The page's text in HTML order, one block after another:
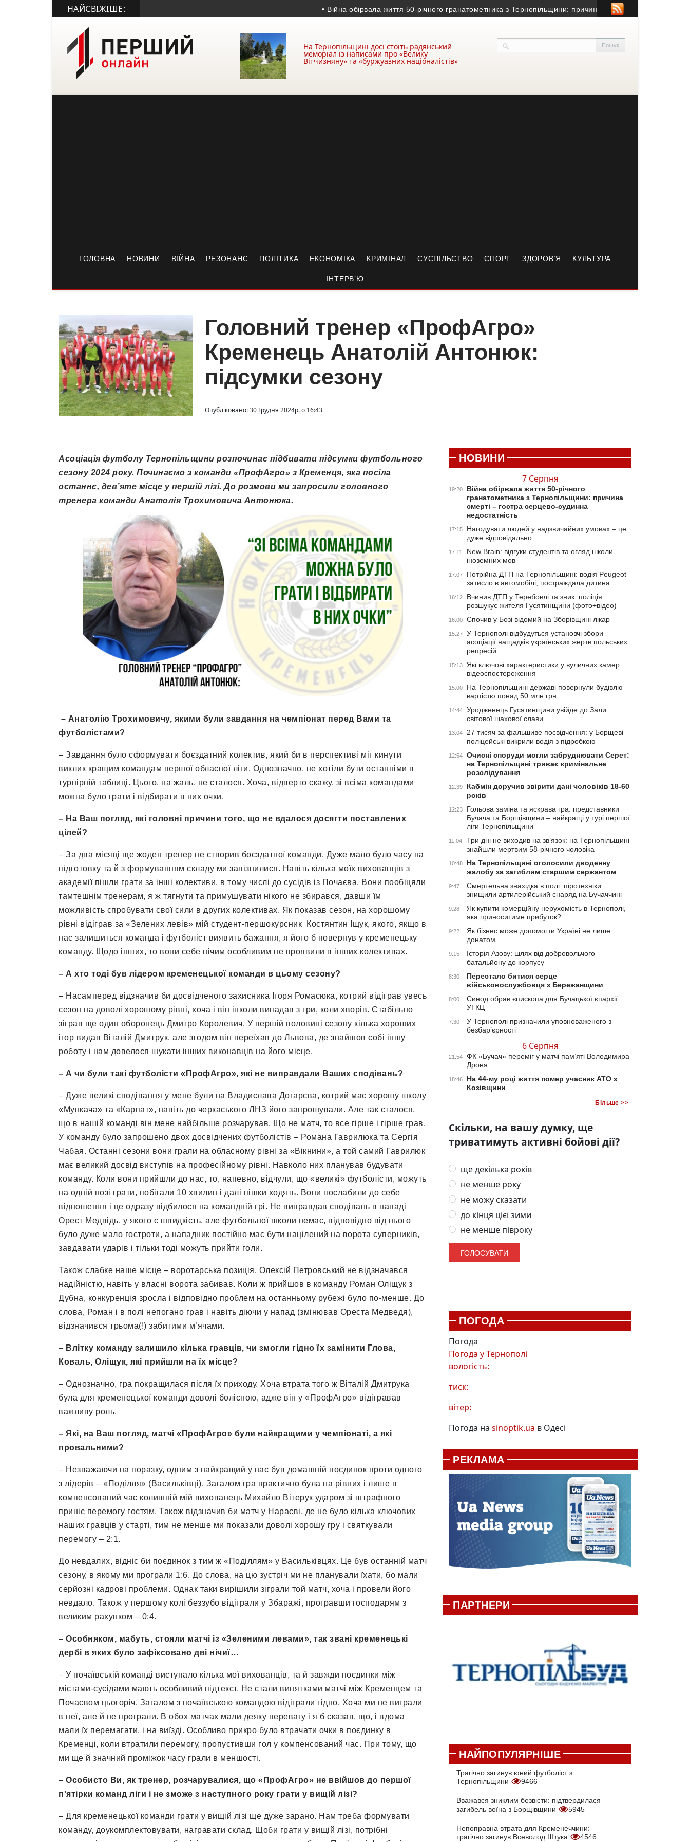
НАЙСВІЖІШЕ: • Війна обірвала життя 50-річного гранатометника з Тернопільщини: причина смерті – гостра серцево-
На Тернопільщині досі стоїть радянський
меморіал із написами про «Велику
Вітчизняну» та «буржуазних націоналістів»
ГОЛОВНА НОВИНИ ВІЙНА РЕЗОНАНС ПОЛІТИКА ЕКОНОМІКА КРИМІНАЛ СУСПІЛЬСТВО СПОРТ ЗДОРОВ’Я КУЛЬТУРА
ІНТЕРВ’Ю
Головний тренер «ПрофАгро»
Кременець Анатолій Антонюк:
підсумки сезону
Опубліковано: 30 Грудня 2024р. о 16:43
Асоціація футболу Тернопільщини розпочинає підбивати підсумки футбольного
сезону 2024 року. Починаємо з команди «ПрофАгро» з Кременця, яка посіла
останнє, дев’яте місце у першій лізі. До розмови ми запросили головного
тренера команди Анатолія Трохимовича Антонюка.
– Анатолію Трохимовичу, якими були завдання на чемпіонат перед Вами та
футболістами?
– Завдання було сформувати боєздатний колектив, який би в перспективі міг кинути
виклик кращим командам першої обласної ліги. Однозначно, не хотіли бути останніми в
турнірній таблиці. Цього, на жаль, не сталося. Хоча, відверто скажу, зі всіма командами
можна було грати і відбирати в них очки.
– На Ваш погляд, які головні причини того, що не вдалося досягти поставлених
цілей?
– За два місяці ще жоден тренер не створив боєздатної команди. Дуже мало було часу на
підготовку та й з формуванням складу ми запізнилися. Навіть кілька моїх вихованців з
академії пішли грати за інші колективи, в тому числі до сусідів із Почаєва. Вони пообіцяли
тамтешнім тренерам, я ж тягнути та примушувати нікого не збирався, давши їм
можливість спробувати свої сили в других колективах. Як показав сезон, на хорошому
рівні відіграв за «Зелених левів» мій студент-першокурсник Костянтин Іщук, якого, якщо в
нас залишиться команда і футболіст виявить бажання, я його б повернув у кременецьку
команду. Щодо інших, то вони себе нічим особливим не проявили в інших колективах.
– А хто тоді був лідером кременецької команди в цьому сезону?
– Насамперед відзначив би досвідченого захисника Ігоря Ромасюка, котрий відіграв увесь
сезон на доволі хорошому рівні, хоча і він інколи випадав з гри, коли хворів. Стабільно
зіграв ще один оборонець Дмитро Королевич. У першій половині сезону кілька хороших
ігор видав Віталій Дмитрук, але згодом він переїхав до Львова, де знайшов собі іншу
роботу і нам довелося шукати інших виконавців на його місце.
– А чи були такі футболісти «ПрофАгро», які не виправдали Ваших сподівань?
– Дуже великі сподівання у мене були на Владислава Догарєва, котрий має хорошу школу
«Мункача» та «Карпат», навіть до черкаського ЛНЗ його запрошували. Але так сталося,
що в нашій команді він мене найбільше розчарував. Що не матч, то все гірше і гірше грав.
У команду було запрошено двох досвідчених футболістів – Романа Гаврилюка та Сергія
Чабая. Останні сезони вони грали на обласному рівні за «Вікнини», а той самий Гаврилюк
має великий досвід виступів на професійному рівні. Навколо них планував будувати
команду. Коли вони прийшли до нас, то, напевно, відчули, що «великі» футболісти, можуть
на одній нозі грати, побігали 10 хвилин і далі пішки ходять. Вони послабили до себе
відношення і це одразу відбилося на командній грі. Не виправдав сподівань в нападі
Орест Медвідь, у якого є швидкість, але футбольної школи немає, відповідно від нього
було дуже мало гостроти, а нападник постійно має бути націлений на ворота суперників,
завдавати ударів і тільки тоді можуть прийти голи.
Також слабке наше місце – воротарська позиція. Олексій Петровський не відзначався
надійністю, навіть у власні ворота забивав. Коли ж прийшов в команду Роман Оліщук з
Дубна, конкуренція зросла і відповідно проблем на останньому рубежі було по-менше. До
слова, Роман і в полі непогано грав і навіть діючи у напад (змінював Ореста Медведя),
відзначився трьома(!) забитими м’ячами.
– Влітку команду залишило кілька гравців, чи змогли гідно їх замінити Глова,
Коваль, Оліщук, які прийшли на їх місце?
– Однозначно, гра покращилася після їх приходу. Хоча втрата того ж Віталій Дмитрука
була для кременецької команди доволі болісною, адже він у «ПрофАгро» відігравав
важливу роль.
– Які, на Ваш погляд, матчі «ПрофАгро» були найкращими у чемпіонаті, а які
провальними?
– Незважаючи на поразку, одним з найкращий у нас був домашній поєдинок проти одного
з лідерів – «Поділля» (Васильківці). Загалом гра практично була на рівних і лише в
компенсований час колишній мій вихованець Михайло Вітерук ударом зі штрафного
приніс перемогу гостям. Також відзначив би матч у Нараєві, де не було кілька ключових
наших гравців у старті, тим не менше ми показали доволі хорошу гру і святкували
перемогу – 2:1.
До невдалих, відніс би поєдинок з тим ж «Поділлям» у Васильківцях. Це був останній матч
сезону, в якому ми програли 1:6. До слова, на цю зустріч ми не планували їхати, бо мали
серйозні кадрові проблеми. Однак таки вирішили зіграли той матч, хоча і провели його
невдало. Також у першому колі беззубо відіграли у Збаражі, програвши господарям з
великим рахунком – 0:4.
– Особняком, мабуть, стояли матчі із «Зеленими левами», так звані кременецькі
дербі в яких було зафіксовано дві нічиї…
– У почаївській команді виступало кілька мої вихованців, та й завжди поєдинки між
містами-сусідами мають особливий підтекст. Не стали винятками матчі між Кременцем та
Почаєвом цьогоріч. Загалом з почаївською командою відіграли гідно. Хоча ми не виграли
в неї, але й не програли. В обох матчах мали деяку перевагу і я б сказав, що, і вдома
мали їх перемагати, і на виїзді. Особливо прикро було втрачати очки в поєдинку в
Кременці, коли втратили перемогу, пропустивши гол у компенсований час. При тому, що
ми ще й значний проміжок часу грали в меншості.
– Особисто Ви, як тренер, розчарувалися, що «ПрофАгро» не ввійшов до першої
п’ятірки команд ліги і не зможе з наступного року грати у вищій лізі?
– Для кременецької команди грати у вищій лізі ще дуже зарано. Нам треба формувати
команду, доукомплектовувати, награвати склад. Щоби грати у вищій лізі, потрібні
НОВИНИ
7 Серпня
19:20
Війна обірвала життя 50-річного
гранатометника з Тернопільщини: причина
смерті – гостра серцево-судинна
недостатність
17:15
Нагодувати людей у надзвичайних умовах – це
дуже відповідально
17:11
New Brain: відгуки студентів та огляд школи
іноземних мов
17:07
Потрійна ДТП на Тернопільщині: водія Peugeot
затисло в автомобілі, постраждала дитина
16:12
Вчинив ДТП у Теребовлі та зник: поліція
розшукує жителя Гусятинщини (фото+відео)
16:00 Спочив у Бозі відомий на Зборівщині лікар
15:27
У Тернополі відбудуться установчі збори
асоціації нащадків українських жертв польських
репресій
15:13
Які ключові характеристики у вуличних камер
відеоспостереження
15:00
На Тернопільщині державі повернули будівлю
вартістю понад 50 млн грн
14:44
Уродженець Гусятинщини увійде до Зали
світової шахової слави
13:04
27 тисяч за фальшиве посвідчення: у Борщеві
поліцейські викрили водія з підробкою
12:54
Очисні споруди могли забруднювати Серет:
на Тернопільщині триває кримінальне
розслідування
12:39
Кабмін доручив звірити дані чоловіків 18-60
років
12:23
Гольова заміна та яскрава гра: представники
Бучача та Борщівщини – найкращі у турі першої
ліги Тернопільщини
11:04
Три дні не виходив на зв’язок: на Тернопільщині
знайшли мертвим 58-річного чоловіка
10:48
На Тернопільщині оголосили дводенну
жалобу за загиблим старшим сержантом
9:47
Смертельна знахідка в полі: піротехніки
знищили артилерійський снаряд на Бучаччині
9:28
Як купити комерційну нерухомість в Тернополі,
яка приноситиме прибуток?
9:22
Як бізнес може допомогти Україні не лише
донатом
9:15
Історія Азову: шлях від добровольчого
батальйону до корпусу
8:30
Перестало битися серце
військовослужбовця з Бережанщини
8:00
Синод обрав єпископа для Бучацької єпархії
УГКЦ
7:30
У Тернополі призначили уповноваженого з
безбар’єрності
6 Серпня
21:54
ФК «Бучач» переміг у матчі пам’яті Володимира
Дроня
18:46
На 44-му році життя помер учасник АТО з
Козівщини
Більше >>
Скільки, на вашу думку, ще
триватимуть активні бойові дії?
ще декілька років
не менше року
не можу сказати
до кінця цієї зими
не менше півроку
ПОГОДА
Погода
Погода уТернополі
вологість:
тиск:
вітер:
Погода на sinoptik.ua в Одесі
РЕКЛАМА
ПАРТНЕРИ
НАЙПОПУЛЯРНІШЕ
Трагічно загинув юний футболіст з
Тернопільщини
9466
Вважався зниклим безвісти: підтвердилася
загибель воїна з Борщівщини
5945
Непоправна втрата для Кременеччини:
трагічно загинув Всеволод Штука
4546